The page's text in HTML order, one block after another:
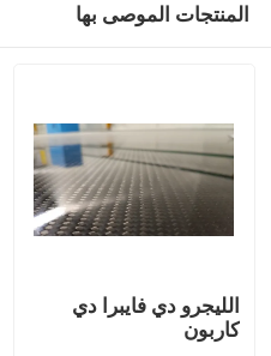
المنزل
المنتجات الموصى بها
الليجرو دي فايبرا دي
كاربون